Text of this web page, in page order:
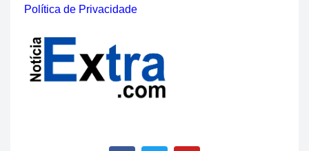
Política de Privacidade